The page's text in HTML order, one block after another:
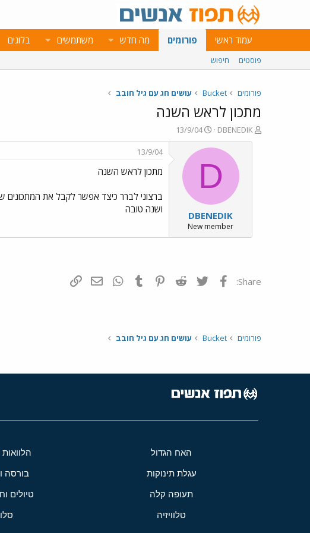
עמוד ראשי פורומים מה חדש משתמשים בלוגים
פוסטים חיפוש
פורומים Bucket עושים חג עם גיל חובב
מתכון לראש השנה
פ
ו
DBENEDIK
פ
ו
ר
א
ר
י
ך
13/9/04
D
DBENEDIK
New member
13/9/04
מתכון לראש השנה
ושנה טובה
Share: פייסבוק Twitter
Reddit
Pinterest
Tumblr
WhatsAppדואר אלקטרוני
פורומים Bucket עושים חג עם גיל חובב
האח הגדול
עגלת תינוקות בורסה
תעופה קלה טיולים
טלוויזיה